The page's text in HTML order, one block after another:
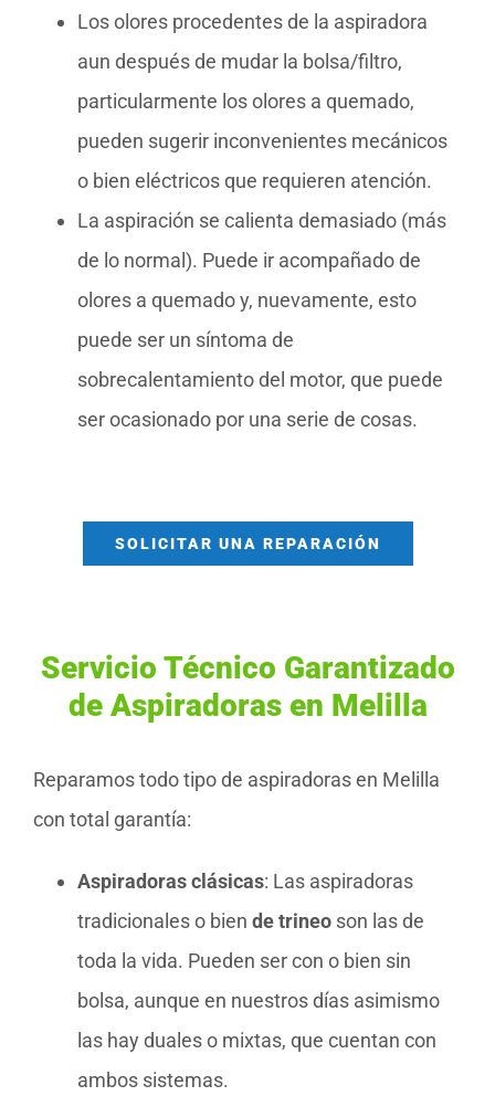
Los olores procedentes de la aspiradora
aun después de mudar la bolsa/filtro,
particularmente los olores a quemado,
pueden sugerir inconvenientes mecánicos
o bien eléctricos que requieren atención.
La aspiración se calienta demasiado (más
de lo normal). Puede ir acompañado de
olores a quemado y, nuevamente, esto
puede ser un síntoma de
sobrecalentamiento del motor, que puede
ser ocasionado por una serie de cosas.
SOLICITAR UNA REPARACIÓN
Servicio Técnico Garantizado
de Aspiradoras en Melilla
Reparamos todo tipo de aspiradoras en Melilla
con total garantía:
Aspiradoras clásicas: Las aspiradoras
tradicionales o bien de trineo son las de
toda la vida. Pueden ser con o bien sin
bolsa, aunque en nuestros días asimismo
las hay duales o mixtas, que cuentan con
ambos sistemas.